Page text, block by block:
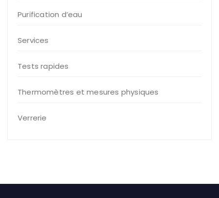
Purification d’eau
Services
Tests rapides
Thermomètres et mesures physiques
Verrerie